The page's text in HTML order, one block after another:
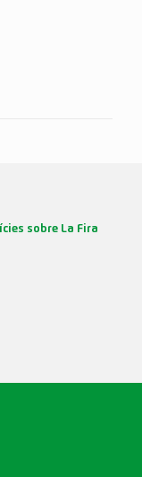
sobre La Fira